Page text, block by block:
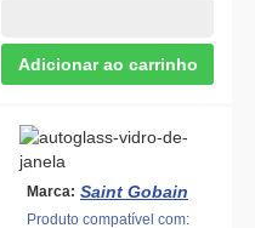
Marca: Saint Gobain
Produto compatível com: